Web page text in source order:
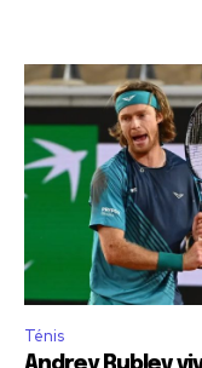
Ténis